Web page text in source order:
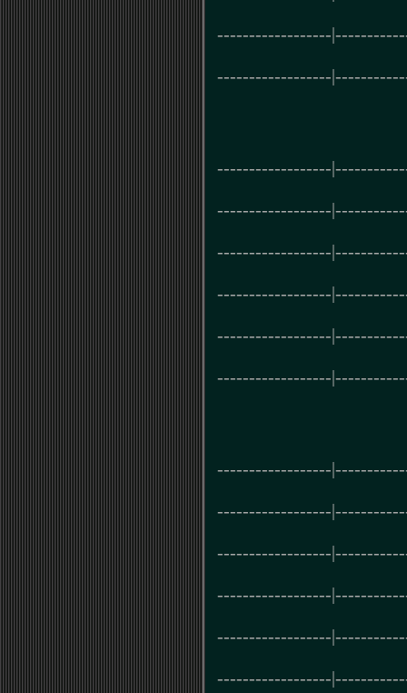
------------------
------------------
------------------
------------------
------------------
------------------
------------------
------------------
------------------
------------------
------------------
------------------
------------------
------------------